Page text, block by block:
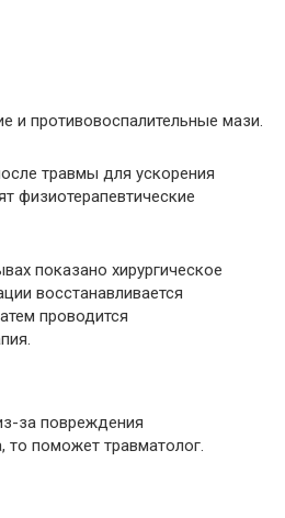
и противовоспалительные мази.
травмы для ускорения
физиотерапевтические
показано хирургическое
восстанавливается
проводится
за повреждения
то поможет травматолог.